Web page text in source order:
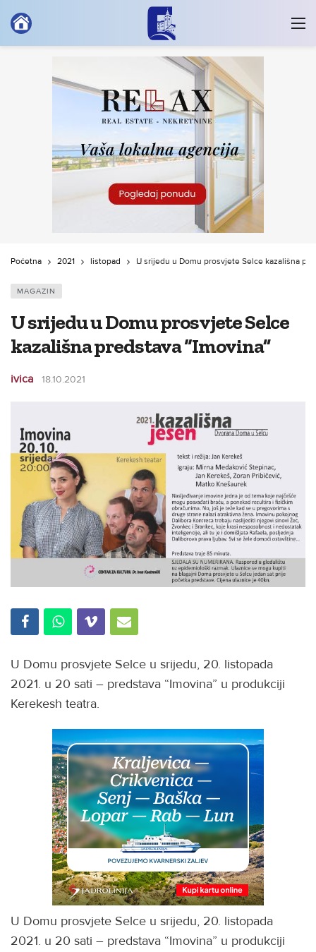
Početna 2021 listopad U srijedu u Domu prosvjete Selce kazališna
MAGAZIN
U srijedu u Domu prosvjete Selce
kazališna predstava “Imovina”
ivica 18.10.2021
U Domu prosvjete Selce u srijedu, 20. listopada
2021. u 20 sati – predstava “Imovina” u produkciji
Kerekesh teatra.
U Domu prosvjete Selce u srijedu, 20. listopada
2021. u 20 sati – predstava “Imovina” u produkciji